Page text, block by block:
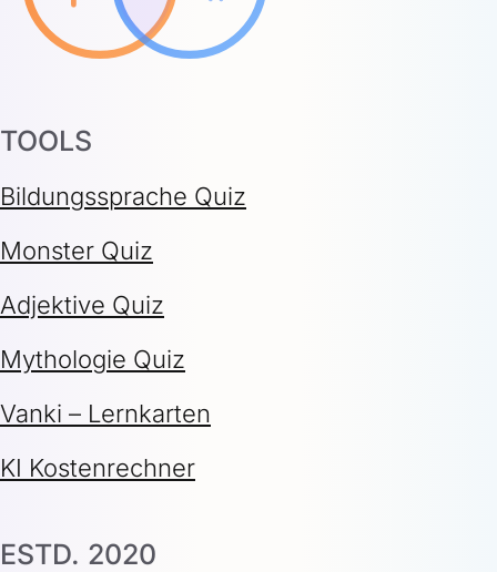
TOOLS
Bildungssprache Quiz
Monster Quiz
Adjektive Quiz
Mythologie Quiz
Vanki – Lernkarten
KI Kostenrechner
ESTD. 2020